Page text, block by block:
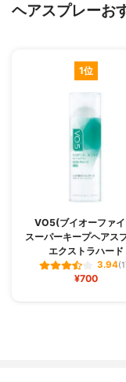
ヘアスプレーお
1位
VO5(ブイオーファ
スーパーキープヘアス
エクストラハード
3.94
¥700